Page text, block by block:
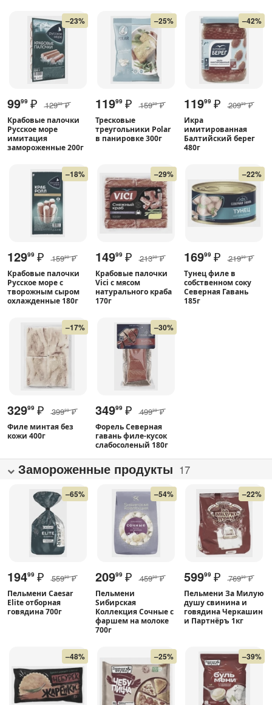
–23%
9999 ₽ 12999 ₽
Крабовые палочки
Русское море
имитация
замороженные 200г
–25%
11999 ₽ 15999 ₽
Тресковые
треугольники Polar
в панировке 300г
–42%
11999 ₽ 20999 ₽
Икра
имитированная
Балтийский берег
480г
–18%
12999 ₽ 15999 ₽
Крабовые палочки
Русское море с
творожным сыром
охлажденные 180г
–29%
14999 ₽ 21399 ₽
Крабовые палочки
Vici с мясом
натурального краба
170г
–22%
16999 ₽ 21999 ₽
Тунец филе в
собственном соку
Северная Гавань
185г
–17%
32999 ₽ 39999 ₽
Филе минтая без
кожи 400г
–30%
34999 ₽ 49999 ₽
Форель Северная
гавань филе-кусок
слабосоленый 180г
Замороженные продукты 17
–65%
19499 ₽ 55999 ₽
Пельмени Caesar
Elite отборная
говядина 700г
–54%
20999 ₽ 45999 ₽
Пельмени
Sибирская
Коллекция Сочные с
фаршем на молоке
700г
–22%
59999 ₽ 76999 ₽
Пельмени За Милую
душу свинина и
говядина Черкашин
и Партнёръ 1кг
–48% –25% –39%